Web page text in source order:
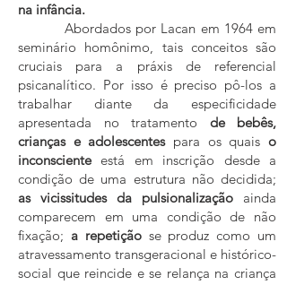
na infância.
Abordados por Lacan em 1964 em
seminário homônimo, tais conceitos são
cruciais para a práxis de referencial
psicanalítico. Por isso é preciso pô-los a
trabalhar diante da especificidade
apresentada no tratamento de bebês,
crianças e adolescentespara os quaiso
inconscienteestá em inscrição desde a
condição de uma estrutura não decidida;
as vicissitudes da pulsionalização ainda
comparecem em uma condição de não
fixação; a repetiçãose produz como um
atravessamento transgeracional e histórico-
social que reincide e se relança na criança